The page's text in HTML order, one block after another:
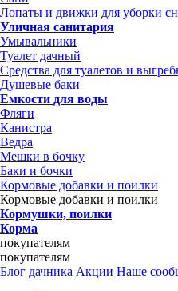
Лопаты и движки для уборки
Уличная санитария
Умывальники
Туалет дачный
Средства для туалетов и
Душевые баки
Емкости для воды
Фляги
Канистра
Ведра
Мешки в бочку
Баки и бочки
Кормовые добавки и поилки
Кормовые добавки и поилки
Кормушки, поилки
Корма
покупателям
покупателям
Блог дачника Акции Наше